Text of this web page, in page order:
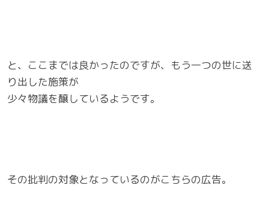
と、ここまでは良かったのですが、もう一つの世に送
り出した施策が
少々物議を醸しているようです。
その批判の対象となっているのがこちらの広告。